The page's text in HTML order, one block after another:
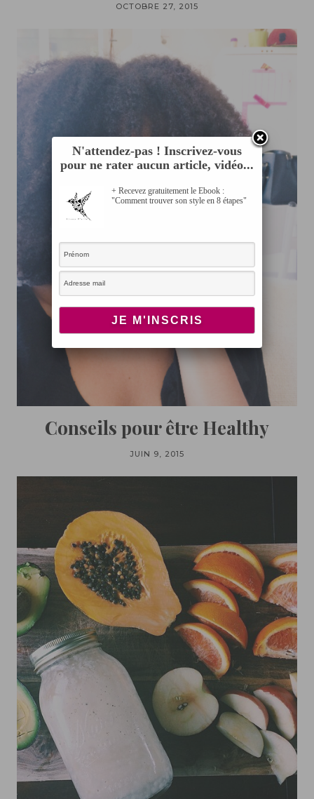
OCTOBRE 27, 2015
Conseils pour être Healthy
JUIN 9, 2015
N'attendez-pas ! Inscrivez-vous
pour ne rater aucun article, vidéo...
+ Recevez gratuitement le Ebook :
"Comment trouver son style en 8 étapes"